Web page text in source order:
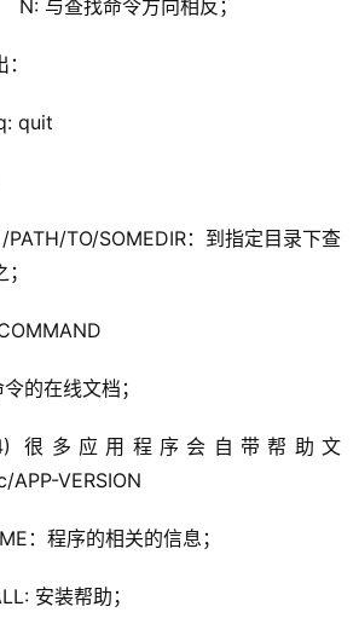
命令方向相反；
SOMEDIR：到指定目录下查
在线文档；
应用程序会自带帮助文
VERSION
序的相关的信息；
装帮助；